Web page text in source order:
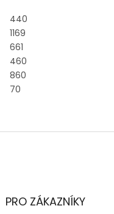
440
1169
661
460
860
70
PRO ZÁKAZNÍKY